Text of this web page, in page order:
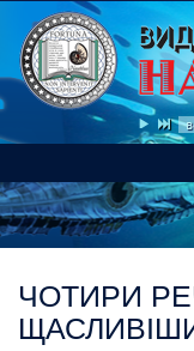
Василь Зінкевич-Нiби
ЧОТИРИ